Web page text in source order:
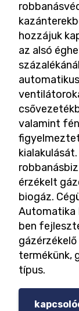
hozzájuk
az alsó
valamint
érzékelt
biogáz.
Automatika
ben
termékünk,
típus.